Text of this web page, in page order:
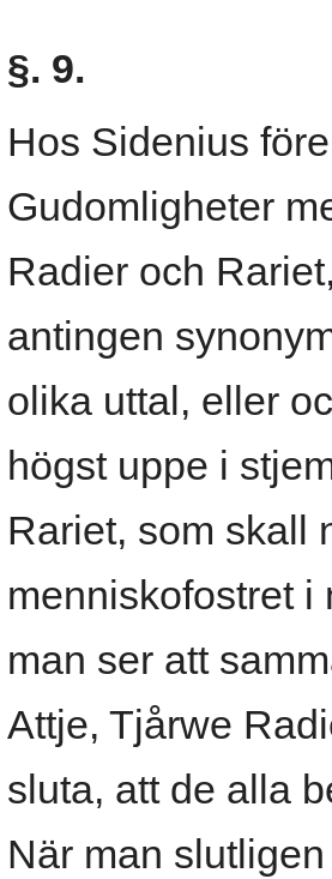
§. 9.
Hos Sidenius
Gudomligheter
Radier och
antingen
olika uttal, eller
högst uppe i
Rariet, som skall
menniskofostret i
man ser att
Attje, Tjårwe
sluta, att de alla
När man